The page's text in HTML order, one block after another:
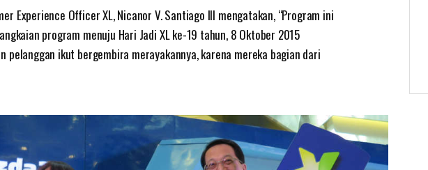
Experience Officer XL, Nicanor V. Santiago III mengatakan, “Program ini
program menuju Hari Jadi XL ke-19 tahun, 8 Oktober 2015
pelanggan ikut bergembira merayakannya, karena mereka bagian dari